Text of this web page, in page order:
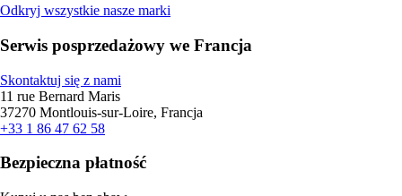
Odkryj wszystkie nasze marki
Serwis posprzedażowy we Francja
Skontaktuj się z nami
11 rue Bernard Maris
37270 Montlouis-sur-Loire, Francja
+33 1 86 47 62 58
Bezpieczna płatność